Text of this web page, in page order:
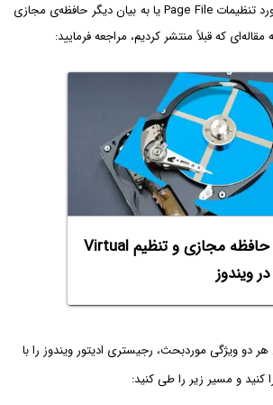
برای اطلاعات بیشتر در مورد تنظیمات Page File یا به بیان دیگر حافظه‌ی مجازی
که قبلاً منتشر کردیم، مراجعه فرمایید:
آشنایی با حافظه مجازی و تنظیم Virtual
هر دو ویژگی موردبحث، رجیستری ادیتور ویندوز را با
کنید و مسیر زیر را طی کنید: